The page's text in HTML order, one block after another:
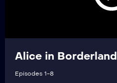
Alice in Borderland
Episodes 1-8
1